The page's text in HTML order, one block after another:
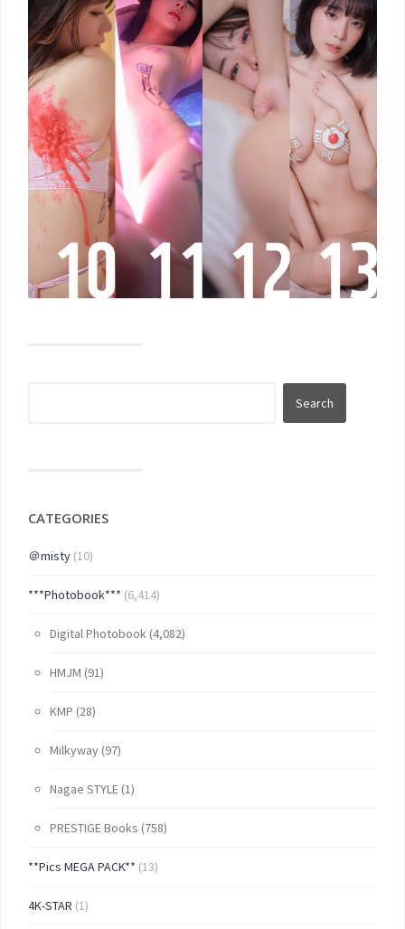
CATEGORIES
＠misty (10)
***Photobook*** (6,414)
Digital Photobook (4,082)
HMJM (91)
KMP (28)
Milkyway (97)
Nagae STYLE (1)
PRESTIGE Books (758)
**Pics MEGA PACK** (13)
4K-STAR (1)